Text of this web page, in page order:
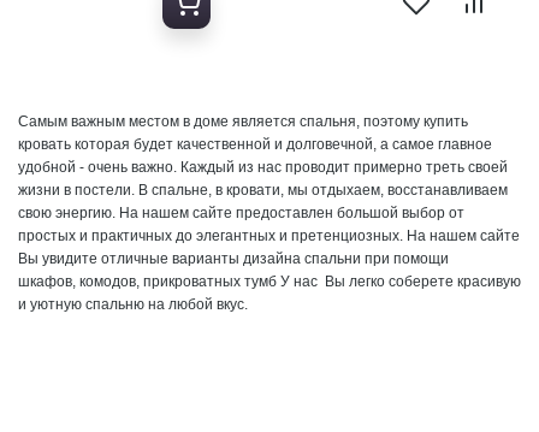
Самым важным местом в доме является спальня, поэтому купить
кровать которая будет качественной и долговечной, а самое главное
удобной - очень важно. Каждый из нас проводит примерно треть своей
жизни в постели. В спальне, в кровати, мы отдыхаем, восстанавливаем
свою энергию. На нашем сайте предоставлен большой выбор от
простых и практичных до элегантных и претенциозных. На нашем сайте
Вы увидите отличные варианты дизайна спальни при помощи
шкафов, комодов, прикроватных тумб У нас Вы легко соберете красивую
и уютную спальню на любой вкус.